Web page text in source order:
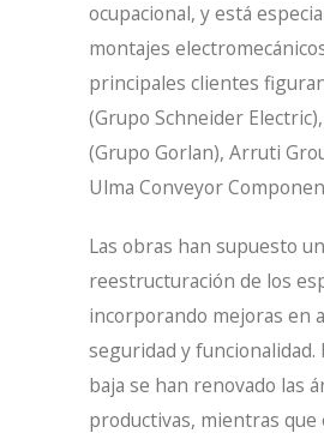
ocupacional, y está
montajes
principales clientes
(Grupo Schneider
(Grupo Gorlan), Arruti
Ulma Conveyor
Las obras han supuesto
reestructuración de los
incorporando mejoras en
seguridad y funcionalidad.
baja se han renovado las
productivas, mientras que